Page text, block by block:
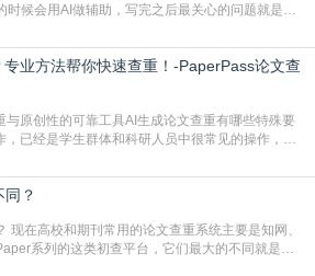
候会用AI做辅助，写完之后最关心的问题就是ai
。AI训练依赖海量公开学术文献、网络内容，生成
已有内容，很容易和已发布的作品撞重复，甚至会
重率偏高是
业方法帮你快速查重！-PaperPass论文查
原创性的可靠工具AI生成论文查重有哪些特殊要
已经是学生群体和科研人员中很常见的操作，不
容天生带有重复风险——训练AI的数据集本身就包
原创内容，AI输出内容时很容易无意识拼接出重
？
系列的这类初查平台，它们最大的不同就是数